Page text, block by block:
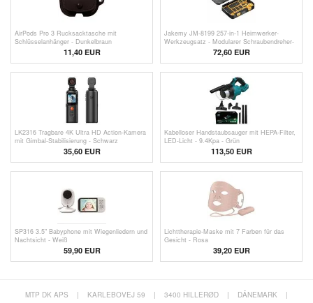
AirPods Pro 3 Rucksacktasche mit
Schlüsselanhänger - Dunkelbraun
11,40 EUR
Jakemy JM-8199 257-in-1 Heimwerker-
Werkzeugsatz - Modularer Schraubendreher-
Satz mit ergonomischem Griff und tragbarer
72,60 EUR
LK2316 Tragbare 4K Ultra HD Action-Kamera
mit Gimbal-Stabilisierung - Schwarz
35,60EUR
Kabelloser Handstaubsauger mit HEPA-Filter,
LED-Licht - 9.4Kpa - Grün
113,50 EUR
SP316 3.5" Babyphone mit Wiegenliedern und
Nachtsicht - Weiß
59,90 EUR
Lichttherapie-Maske mit 7 Farben für das
Gesicht - Rosa
39,20EUR
MTP DK APS | KARLEBOVEJ 59 | 3400 HILLERØD | DÄNEMARK
|